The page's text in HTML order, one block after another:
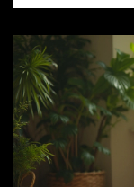
оставаться
получить
настоящими
на что
давил и не
любых типов
чтобы